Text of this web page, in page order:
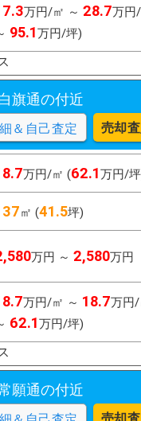
万円/㎡ ～ 28.7万円
95.1万円/坪)
旗通の付近
＆自己査定 売却
万円/㎡ (62.1万円/
㎡ (41.5坪)
万円 ～ 2,580万円
万円/㎡ ～ 18.7万円
62.1万円/坪)
願通の付近
売却